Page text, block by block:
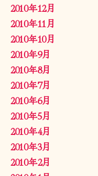
2010年12月
2010年11月
2010年10月
2010年9月
2010年8月
2010年7月
2010年6月
2010年5月
2010年4月
2010年3月
2010年2月